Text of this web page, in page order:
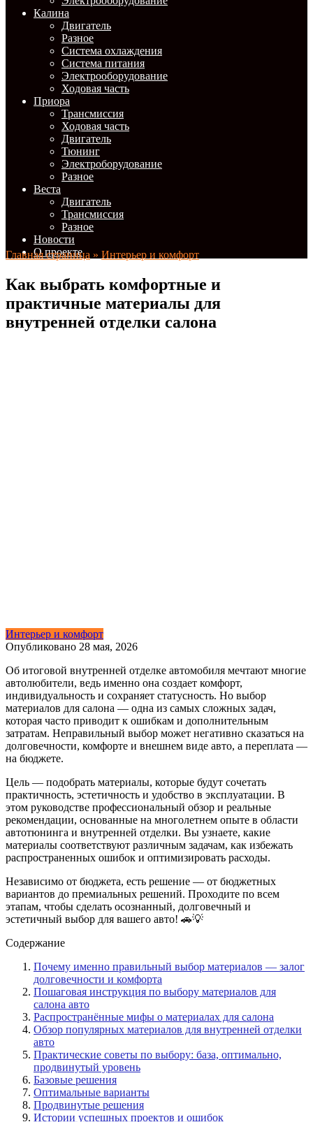
Калина
Двигатель
Разное
Система охлаждения
Система питания
Электрооборудование
Ходовая часть
Приора
Трансмиссия
Ходовая часть
Двигатель
Тюнинг
Электроборудование
Разное
Веста
Двигатель
Трансмиссия
Разное
Новости
О проекте
Главная страница » Интерьер и комфорт
Как выбрать комфортные и
практичные материалы для
внутренней отделки салона
Интерьер и комфорт
Опубликовано 28 мая, 2026
Об итоговой внутренней отделке автомобиля мечтают многие
автолюбители, ведь именно она создает комфорт,
индивидуальность и сохраняет статусность. Но выбор
материалов для салона — одна из самых сложных задач,
которая часто приводит к ошибкам и дополнительным
затратам. Неправильный выбор может негативно сказаться на
долговечности, комфорте и внешнем виде авто, а переплата —
на бюджете.
Цель — подобрать материалы, которые будут сочетать
практичность, эстетичность и удобство в эксплуатации. В
этом руководстве профессиональный обзор и реальные
рекомендации, основанные на многолетнем опыте в области
автотюнинга и внутренней отделки. Вы узнаете, какие
материалы соответствуют различным задачам, как избежать
распространенных ошибок и оптимизировать расходы.
Независимо от бюджета, есть решение — от бюджетных
вариантов до премиальных решений. Проходите по всем
этапам, чтобы сделать осознанный, долговечный и
эстетичный выбор для вашего авто! 🚗💡
Содержание
Почему именно правильный выбор материалов — залог
долговечности и комфорта
Пошаговая инструкция по выбору материалов для
салона авто
Распространённые мифы о материалах для салона
Обзор популярных материалов для внутренней отделки
авто
Практические советы по выбору: база, оптимально,
продвинутый уровень
Базовые решения
Оптимальные варианты
Продвинутые решения
Истории успешных проектов и ошибок